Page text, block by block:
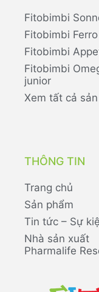
Fitobimbi
Fitobimbi
Fitobimbi
Fitobimbi
junior
Xem tất cả
THÔNG TIN
Trang chủ
Sản phẩm
Tin tức – Sự
Nhà sản xuất
Pharmalife